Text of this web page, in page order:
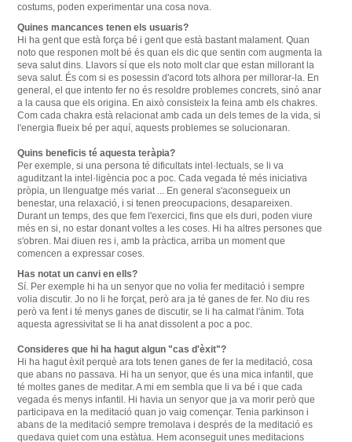
costums, poden experimentar una cosa nova.
Quines mancances tenen els usuaris?
Hi ha gent que està força bé i gent que està bastant malament. Quan
noto que responen molt bé és quan els dic que sentin com augmenta la
seva salut dins. Llavors sí que els noto molt clar que estan millorant la
seva salut. És com si es posessin d'acord tots alhora per millorar-la.
En
general, el que intento fer no és resoldre problemes concrets, sinó anar
a la causa que els origina.
En això consisteix la feina amb els chakres.
Com cada chakra està relacionat amb cada un dels temes de la vida, si
l'energia flueix bé per aquí, aquests problemes se solucionaran.
Quins beneficis té aquesta teràpia?
Per exemple, si una persona té dificultats intel·lectuals, se li va
aguditzant la intel·ligència poc a poc. Cada vegada té més iniciativa
pròpia, un llenguatge més variat ... En general s'aconsegueix un
benestar, una relaxació, i si tenen preocupacions, desapareixen.
Durant un temps, des que fem l'exercici, fins que els duri, poden viure
més en si, no estar donant voltes a les coses. Hi ha altres persones que
s'obren.
Mai diuen res i, amb la pràctica, arriba un moment que
comencen a expressar coses.
Has notat un canvi en ells?
Sí. Per exemple hi ha un senyor que no volia fer meditació i sempre
volia discutir. Jo no li he forçat, però ara ja té ganes de fer. No diu res
però va fent i té menys ganes de discutir, se li ha calmat l'ànim. Tota
aquesta agressivitat se li ha anat dissolent a poc a poc.
Consideres que hi ha hagut algun "cas d'èxit"?
Hi ha hagut èxit perquè ara tots tenen ganes de fer la meditació, cosa
que abans no passava.
Hi ha un senyor, que és una mica infantil, que
té moltes ganes de meditar. A mi em sembla que li va bé i que cada
vegada és menys infantil.
Hi havia un senyor que ja va morir però que
participava en la meditació quan jo vaig començar. Tenia parkinson i
abans de la meditació sempre tremolava i després de la meditació es
quedava quiet com una estàtua.
Hem aconseguit unes meditacions